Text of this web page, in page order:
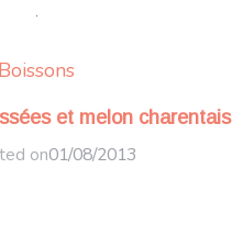
Boissons
et melon charentais
on01/08/2013